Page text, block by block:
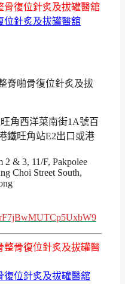
骨復位針炙及拔罐醫舘
位針炙及拔罐醫舘
角西洋菜南街1A號百
鐵旺角站E2出口或港
2 & 3, 11/F, Pakpolee
Choi Street South,
rF7jBwMUTCp5UxbW9
整骨復位針炙及拔罐醫
復位針炙及拔罐醫舘